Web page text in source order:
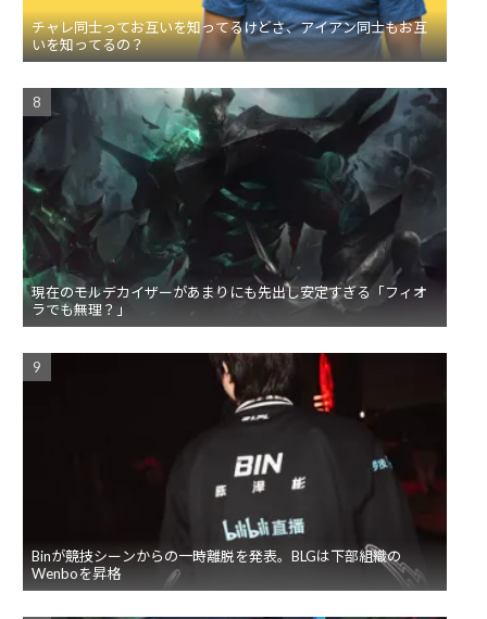
チャレ同士ってお互いを知ってるけどさ、アイアン同士もお互
いを知ってるの？
現在のモルデカイザーがあまりにも先出し安定すぎる「フィオ
ラでも無理？」
Binが競技シーンからの一時離脱を発表。BLGは下部組織の
Wenboを昇格